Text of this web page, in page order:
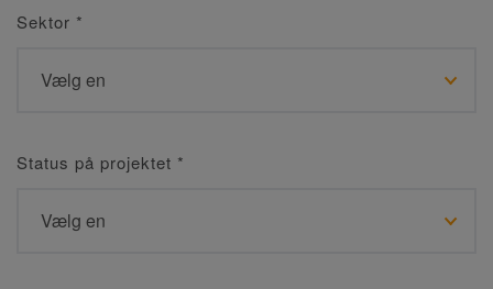
Sektor *
Status på projektet *